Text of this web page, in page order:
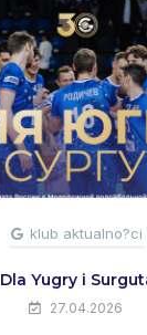
klub aktualno?ci
Dla Yugry i
27.04.2026